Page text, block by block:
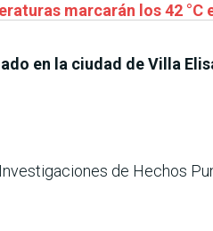
marcarán los 42 °C
en la ciudad de Villa
de Hechos